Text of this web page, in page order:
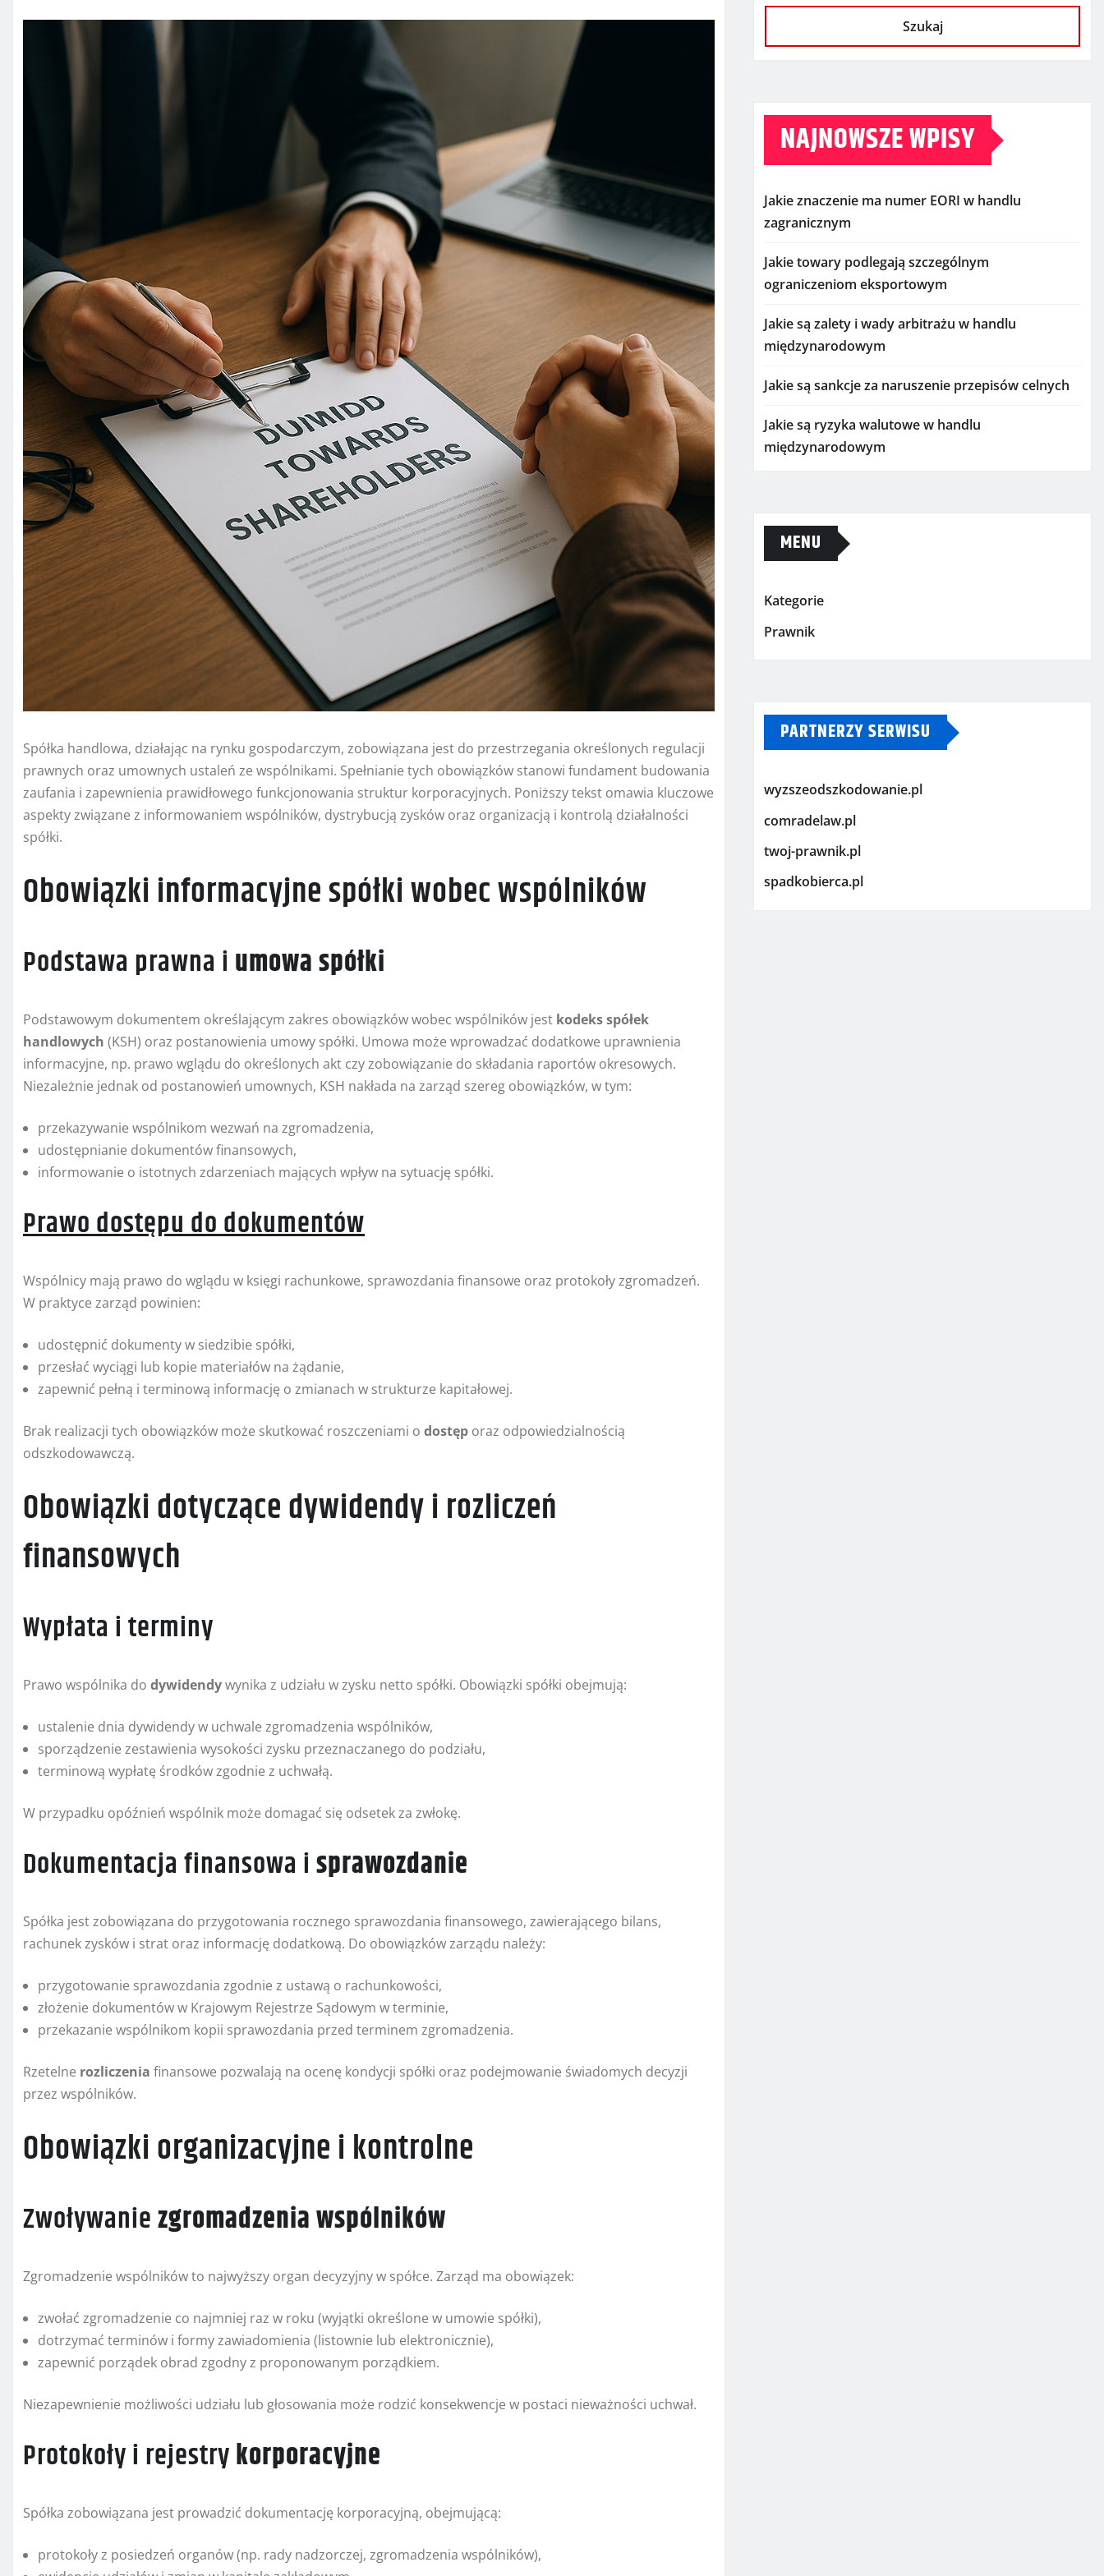
Spółka handlowa, działając na rynku gospodarczym, zobowiązana jest do przestrzegania określonych regulacji
prawnych oraz umownych ustaleń ze wspólnikami. Spełnianie tych obowiązków stanowi fundament budowania
zaufania i zapewnienia prawidłowego funkcjonowania struktur korporacyjnych. Poniższy tekst omawia kluczowe
aspekty związane z informowaniem wspólników, dystrybucją zysków oraz organizacją i kontrolą działalności
spółki.
Obowiązki informacyjne spółki wobec wspólników
Podstawa prawna iumowa spółki
Podstawowym dokumentem określającym zakres obowiązków wobec wspólników jest kodeks spółek
handlowych (KSH) oraz postanowienia umowy spółki. Umowa może wprowadzać dodatkowe uprawnienia
informacyjne, np. prawo wglądu do określonych akt czy zobowiązanie do składania raportów okresowych.
Niezależnie jednak od postanowień umownych, KSH nakłada na zarząd szereg obowiązków, w tym:
przekazywanie wspólnikom wezwań na zgromadzenia,
udostępnianie dokumentów finansowych,
informowanie o istotnych zdarzeniach mających wpływ na sytuację spółki.
Prawo dostępu do dokumentów
Wspólnicy mają prawo do wglądu w księgi rachunkowe, sprawozdania finansowe oraz protokoły zgromadzeń.
W praktyce zarząd powinien:
udostępnić dokumenty w siedzibie spółki,
przesłać wyciągi lub kopie materiałów na żądanie,
zapewnić pełną i terminową informację o zmianach w strukturze kapitałowej.
Brak realizacji tych obowiązków może skutkować roszczeniami o dostęp oraz odpowiedzialnością
odszkodowawczą.
Obowiązki dotyczące dywidendy i rozliczeń
finansowych
Wypłata i terminy
Prawo wspólnika do dywidendywynika z udziału w zysku netto spółki. Obowiązki spółki obejmują:
ustalenie dnia dywidendy w uchwale zgromadzenia wspólników,
sporządzenie zestawienia wysokości zysku przeznaczanego do podziału,
terminową wypłatę środków zgodnie z uchwałą.
W przypadku opóźnień wspólnik może domagać się odsetek za zwłokę.
Dokumentacja finansowa isprawozdanie
Spółka jest zobowiązana do przygotowania rocznego sprawozdania finansowego, zawierającego bilans,
rachunek zysków i strat oraz informację dodatkową. Do obowiązków zarządu należy:
przygotowanie sprawozdania zgodnie z ustawą o rachunkowości,
złożenie dokumentów w Krajowym Rejestrze Sądowym w terminie,
przekazanie wspólnikom kopii sprawozdania przed terminem zgromadzenia.
Rzetelne rozliczenia finansowe pozwalają na ocenę kondycji spółki oraz podejmowanie świadomych decyzji
przez wspólników.
Obowiązki organizacyjne i kontrolne
Zwoływaniezgromadzenia wspólników
Zgromadzenie wspólników to najwyższy organ decyzyjny w spółce. Zarząd ma obowiązek:
zwołać zgromadzenie co najmniej raz w roku (wyjątki określone w umowie spółki),
dotrzymać terminów i formy zawiadomienia (listownie lub elektronicznie),
zapewnić porządek obrad zgodny z proponowanym porządkiem.
Niezapewnienie możliwości udziału lub głosowania może rodzić konsekwencje w postaci nieważności uchwał.
Protokoły i rejestrykorporacyjne
Spółka zobowiązana jest prowadzić dokumentację korporacyjną, obejmującą:
protokoły z posiedzeń organów (np. rady nadzorczej, zgromadzenia wspólników),
Szukaj
NAJNOWSZE WPISY
Jakie znaczenie ma numer EORI w handlu
zagranicznym
Jakie towary podlegają szczególnym
ograniczeniom eksportowym
Jakie są zalety i wady arbitrażu w handlu
międzynarodowym
Jakie są sankcje za naruszenie przepisów celnych
Jakie są ryzyka walutowe w handlu
międzynarodowym
MENU
Kategorie
Prawnik
PARTNERZY SERWISU
wyzszeodszkodowanie.pl
comradelaw.pl
twoj-prawnik.pl
spadkobierca.pl